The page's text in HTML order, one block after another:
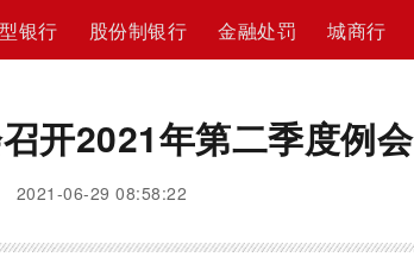
银行 股份制银行 金融处罚 城商行
开2021年第二季度例会
2021-06-29 08:58:22